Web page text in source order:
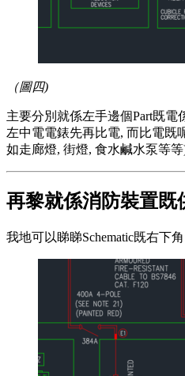
（圖四)
主要分別就係左手邊個Part既電
左中電電錶先再比電, 而比電既
如走廊燈, 街燈, 食水鹹水泵等等
再黎就係消防裝置既
我地可以睇睇Schematic既右下